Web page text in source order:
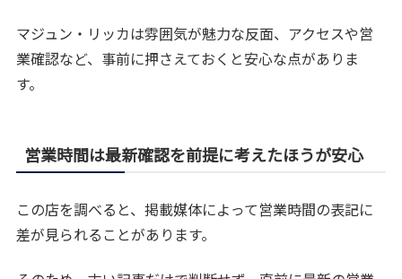
マジュン・リッカは雰囲気が魅力な反面、アクセスや営
業確認など、事前に押さえておくと安心な点がありま
す。
営業時間は最新確認を前提に考えたほうが安心
この店を調べると、掲載媒体によって営業時間の表記に
差が見られることがあります。